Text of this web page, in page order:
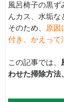
風呂椅子の黒
んカス、水垢な
そのため、
原因
付き、かえって
この記事では、
わせた掃除方法